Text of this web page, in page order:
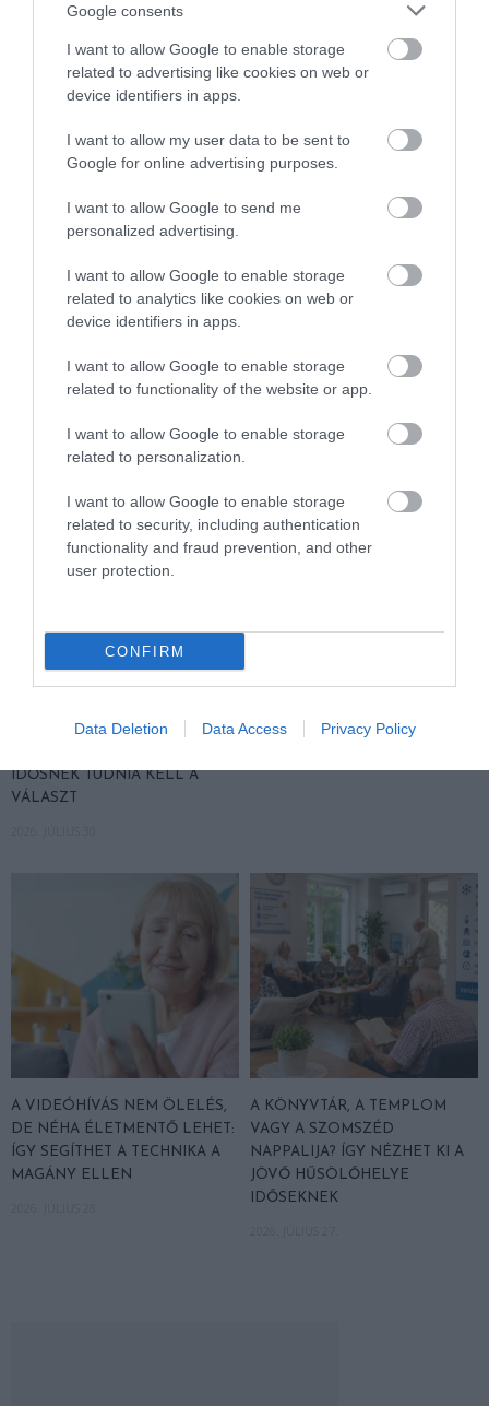
Google consents
I want to allow Google to enable storage
related to advertising like cookies on web or
device identifiers in apps.
I want to allow my user data to be sent to
Google for online advertising purposes.
I want to allow Google to send me
personalized advertising.
I want to allow Google to enable storage
related to analytics like cookies on web or
device identifiers in apps.
I want to allow Google to enable storage
related to functionality of the website or app.
I want to allow Google to enable storage
related to personalization.
I want to allow Google to enable storage
related to security, including authentication
functionality and fraud prevention, and other
user protection.
CONFIRM
Data Deletion Data Access Privacy Policy
NEM TE VAGY BÉNA, CSAK AZ
APP HISZI MAGÁRÓL, HOGY
INFORMATIKUS
MIT EGYÜNK, HA 70 FELETT IS
2026. AUGUSZTUS 05.
FELJELENTÉS A GONDOSÓRA
VAN A SZOLGÁLTATÁS? 7
IDŐSNEK TUDNIA KELL A
VÁLASZT
HA AZ UNOKÁD SÍRVA HÍV
MEG A CSALÁDI JELSZÓT
A VIDEÓHÍVÁS NEM ÖLELÉS,
DE NÉHA ÉLETMENTŐ LEHET:
ÍGY SEGÍTHET A TECHNIKA A
MAGÁNY ELLEN
A KÖNYVTÁR, A TEMPLOM
VAGY A SZOMSZÉD
NAPPALIJA? ÍGY NÉZHET KI A
JÖVŐ HŰSÖLŐHELYE
IDŐSEKNEK